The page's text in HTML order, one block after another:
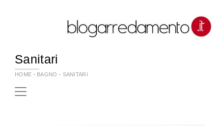
Sanitari
HOME - BAGNO - SANITARI